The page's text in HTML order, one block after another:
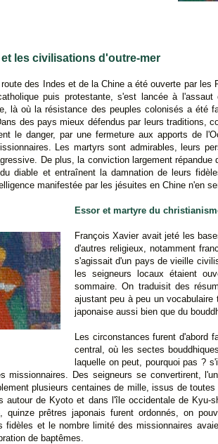
les civilisations d'outre-mer
route des Indes et de la Chine a été ouverte par
puis protestante, s'est lancée à
là où la résistance des peuples colonisés a été
des pays mieux défendus par leurs traditions,
le danger, par une fermeture aux apports de
Les martyrs sont admirables, leurs
De plus, la conviction largement
diable et entraînent la damnation de leurs
manifestée par les jésuites en Chine n'en
Essor et martyre du
François Xavier avait jeté les
d'autres religieux, notamment
s'agissait d'un pays de vieille
les seigneurs locaux étaient
sommaire. On traduisit des
ajustant peu à peu un
japonaise aussi bien que du
Les circonstances furent d'abord
central, où les sectes
laquelle on peut, pourquoi pas ?
missionnaires. Des seigneurs se convertirent,
plusieurs centaines de mille, issus de
autour de Kyoto et dans l'île occidentale de
quinze prêtres japonais furent ordonnés, on
fidèles et le nombre limité des missionnaires
de baptêmes.